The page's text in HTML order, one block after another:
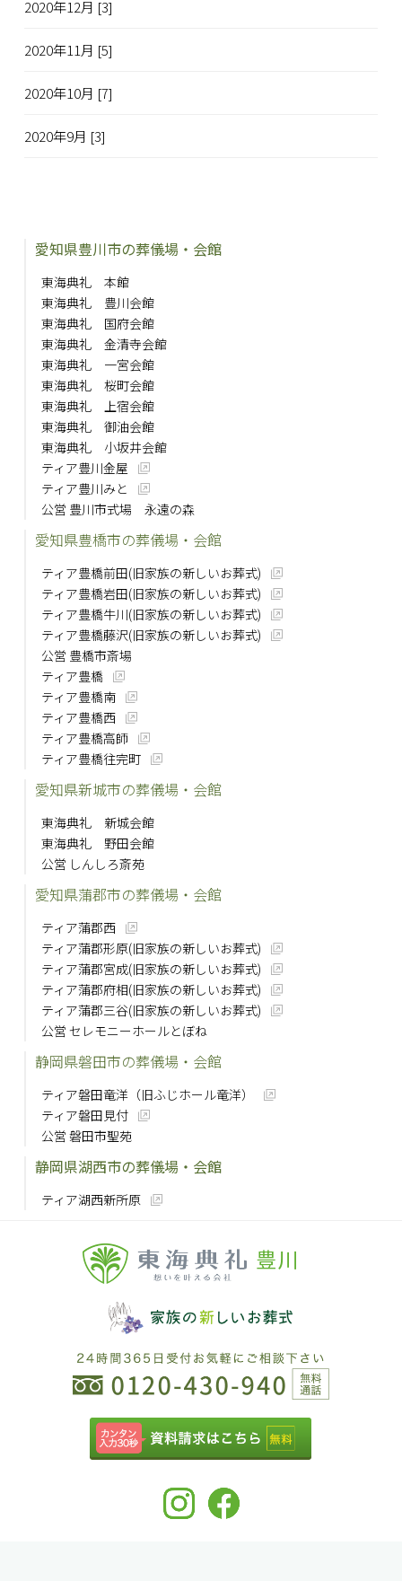
2020年12月 [3]
2020年11月 [5]
2020年10月 [7]
2020年9月 [3]
愛知県豊川市の葬儀場・会館
東海典礼 本館
東海典礼 豊川会館
東海典礼 国府会館
東海典礼 金清寺会館
東海典礼 一宮会館
東海典礼 桜町会館
東海典礼 上宿会館
東海典礼 御油会館
東海典礼 小坂井会館
ティア豊川金屋
ティア豊川みと
公営 豊川市式場 永遠の森
愛知県豊橋市の葬儀場・会館
ティア豊橋前田(旧家族の新しいお葬式)
ティア豊橋岩田(旧家族の新しいお葬式)
ティア豊橋牛川(旧家族の新しいお葬式)
ティア豊橋藤沢(旧家族の新しいお葬式)
公営 豊橋市斎場
ティア豊橋
ティア豊橋南
ティア豊橋西
ティア豊橋高師
ティア豊橋往完町
愛知県新城市の葬儀場・会館
東海典礼 新城会館
東海典礼 野田会館
公営 しんしろ斎苑
愛知県蒲郡市の葬儀場・会館
ティア蒲郡西
ティア蒲郡形原(旧家族の新しいお葬式)
ティア蒲郡宮成(旧家族の新しいお葬式)
ティア蒲郡府相(旧家族の新しいお葬式)
ティア蒲郡三谷(旧家族の新しいお葬式)
公営 セレモニーホールとぼね
静岡県磐田市の葬儀場・会館
ティア磐田竜洋（旧ふじホール竜洋）
ティア磐田見付
公営 磐田市聖苑
静岡県湖西市の葬儀場・会館
ティア湖西新所原
豊川